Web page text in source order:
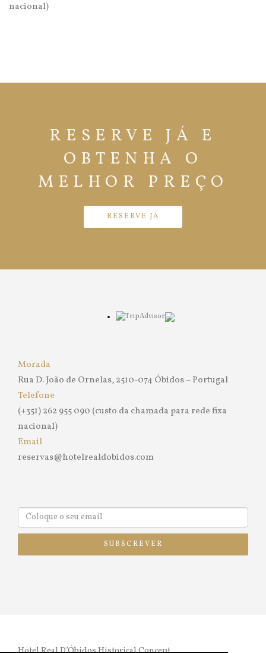
nacional)
RESERVE JÁ E
OBTENHA O
MELHOR PREÇO
RESERVE JÁ
Morada
Rua D. João de Ornelas, 2510-074 Óbidos – Portugal
Telefone
(+351) 262 955 090 (custo da chamada para rede fixa
nacional)
Email
reservas@hotelrealdobidos.com
SUBSCREVER
Hotel Real D’Óbidos Historical Concept